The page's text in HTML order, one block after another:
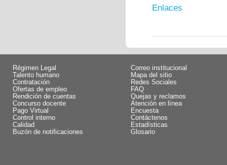
Enlaces
Régimen Legal
Talento humano
Contratación
Ofertas de empleo
Rendición de cuentas
Concurso docente
Pago Virtual
Control interno
Calidad
Buzón de notificaciones
Correo institucional
Mapa del sitio
Redes Sociales
FAQ
Quejas y reclamos
Atención en línea
Encuesta
Contáctenos
Estadísticas
Glosario